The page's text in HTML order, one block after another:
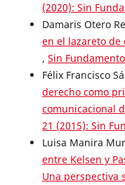
(2020): Sin
Damaris Otero
en el lazareto de
, Sin
Félix Francisco
derecho como
comunicacional
21 (2015): Sin
Luisa Manira
entre Kelsen y
Una perspectiva